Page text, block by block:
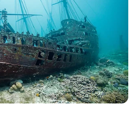
PRIMA
Empleados recibirán
$1'000.000 extra en junio:
alcanzará para ponerse al
día con deudas